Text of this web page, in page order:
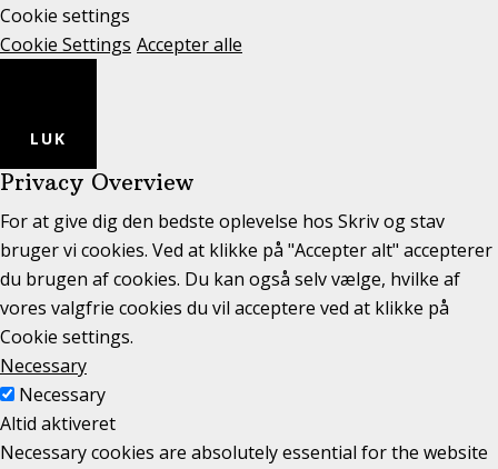
Cookie settings
Cookie Settings Accepter alle
LUK
Privacy Overview
For at give dig den bedste oplevelse hos Skriv og stav
bruger vi cookies. Ved at klikke på "Accepter alt" accepterer
du brugen af cookies. Du kan også selv vælge, hvilke af
vores valgfrie cookies du vil acceptere ved at klikke på
Cookie settings.
Necessary
Necessary
Altid aktiveret
Necessary cookies are absolutely essential for the website